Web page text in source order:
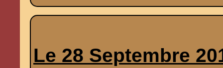
Le 28 Septembre